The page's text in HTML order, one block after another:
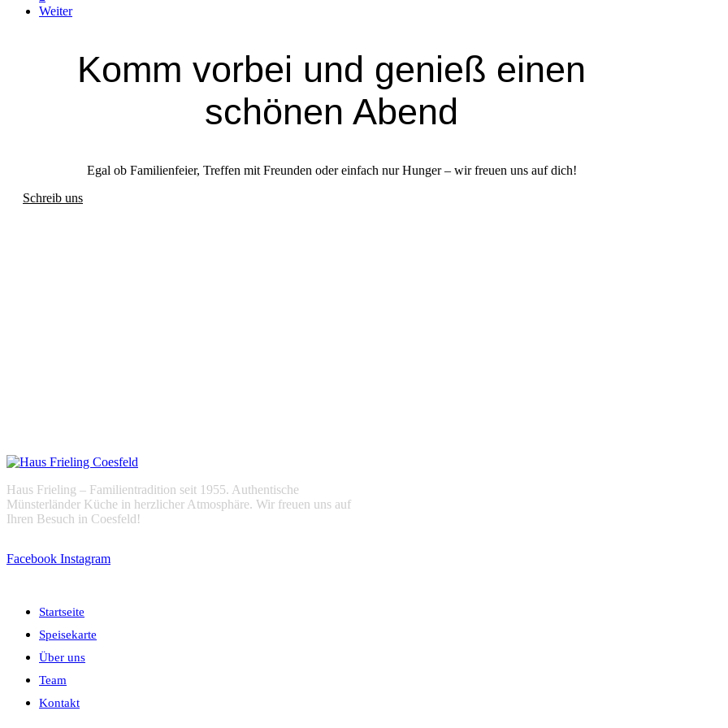
Weiter
Komm vorbei und genieß einen
schönen Abend
Egal ob Familienfeier, Treffen mit Freunden oder einfach nur Hunger – wir freuen uns auf dich!
Schreib uns
Haus Frieling – Familientradition seit 1955. Authentische
Münsterländer Küche in herzlicher Atmosphäre. Wir freuen uns auf
Ihren Besuch in Coesfeld!
Facebook Instagram
Startseite
Speisekarte
Über uns
Team
Kontakt